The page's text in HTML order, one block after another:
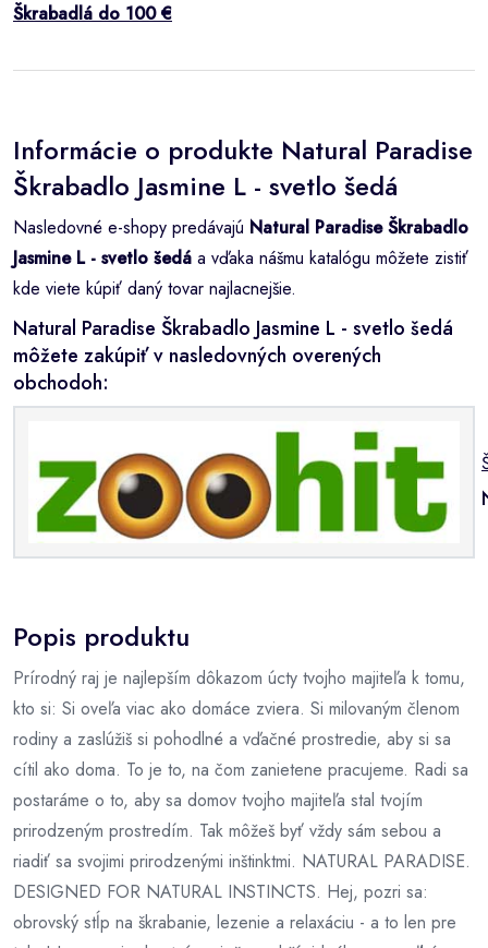
Škrabadlá do 100 €
Informácie o produkte Natural Paradise
Škrabadlo Jasmine L - svetlo šedá
Nasledovné e-shopy predávajú Natural Paradise Škrabadlo
Jasmine L - svetlo šedá a vďaka nášmu katalógu môžete zistiť
kde viete kúpiť daný tovar najlacnejšie.
Natural Paradise Škrabadlo Jasmine L - svetlo šedá
môžete zakúpiť v nasledovných overených
obchodoh:
Popis produktu
Prírodný raj je najlepším dôkazom úcty tvojho majiteľa k tomu,
kto si: Si oveľa viac ako domáce zviera. Si milovaným členom
rodiny a zaslúžiš si pohodlné a vďačné prostredie, aby si sa
cítil ako doma. To je to, na čom zanietene pracujeme. Radi sa
postaráme o to, aby sa domov tvojho majiteľa stal tvojím
prirodzeným prostredím. Tak môžeš byť vždy sám sebou a
riadiť sa svojimi prirodzenými inštinktmi. NATURAL PARADISE.
DESIGNED FOR NATURAL INSTINCTS. Hej, pozri sa:
obrovský stĺp na škrabanie, lezenie a relaxáciu - a to len pre